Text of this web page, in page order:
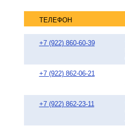
ТЕЛЕФОН
+7 (922) 860-60-39
+7 (922) 862-06-21
+7 (922) 862-23-11